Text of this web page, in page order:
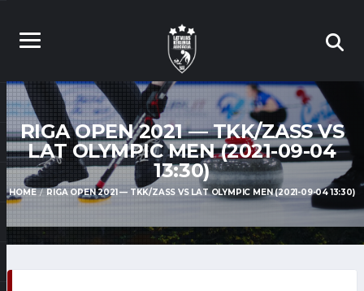
RIGA OPEN 2021 — TKK/ZASS VS
LAT OLYMPIC MEN (2021-09-04
13:30)
HOME RIGA OPEN 2021 — TKK/ZASS VS LAT OLYMPIC MEN (2021-09-04 13:30)